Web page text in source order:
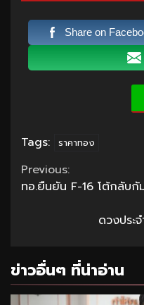
Share on
Tags: ราคาทอง
Continue
Reading
Previous:
ทอ.ยืนยัน F-16 โต้กลับ
ดวงประ
ข่าวอื่นๆ ที่น่าอ่าน